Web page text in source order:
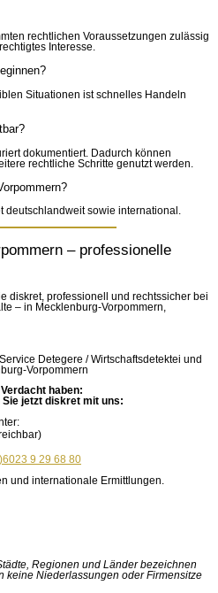
rechtlichen Voraussetzungen zulässig
Interesse.
Situationen ist schnelles Handeln
dokumentiert. Dadurch können
rechtliche Schritte genutzt werden.
deutschlandweit sowie international.
– professionelle
diskret, professionell und rechtssicher bei
– in Mecklenburg-Vorpommern,
haben:
jetzt diskret mit uns:
9 29 68 80
und internationale Ermittlungen.
Regionen und Länder bezeichnen
keine Niederlassungen oder Firmensitze